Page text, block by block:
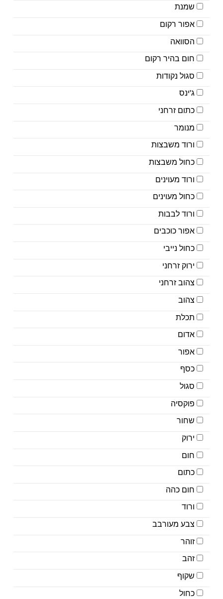
שמנת
אפור רקום
הסוואה
חום בהיר רקום
סגול נקודות
ג'ינס
כתום זרחני
מנומר
ורוד משבצות
כחול משבצות
ורוד מעוינים
כחול מעוינים
ורוד לבבות
אפור כוכבים
כחול נייבי
ירוק זרחני
צהוב זרחני
צהוב
תכלת
אדום
אפור
כסף
סגול
פוקסיה
שחור
ירוק
חום
כתום
חום כהה
ורוד
צבע מעורבב
זוהר
זהב
שקוף
כחול